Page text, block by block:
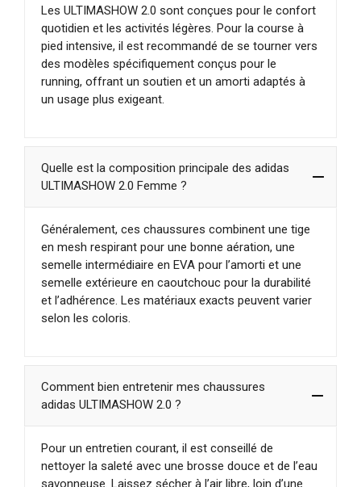
Les ULTIMASHOW 2.0 sont conçues pour le confort
quotidien et les activités légères. Pour la course à
pied intensive, il est recommandé de se tourner vers
des modèles spécifiquement conçus pour le
running, offrant un soutien et un amorti adaptés à
un usage plus exigeant.
Quelle est la composition principale des adidas
ULTIMASHOW 2.0 Femme ?
Généralement, ces chaussures combinent une tige
en mesh respirant pour une bonne aération, une
semelle intermédiaire en EVA pour l’amorti et une
semelle extérieure en caoutchouc pour la durabilité
et l’adhérence. Les matériaux exacts peuvent varier
selon les coloris.
Comment bien entretenir mes chaussures
adidas ULTIMASHOW 2.0 ?
Pour un entretien courant, il est conseillé de
nettoyer la saleté avec une brosse douce et de l’eau